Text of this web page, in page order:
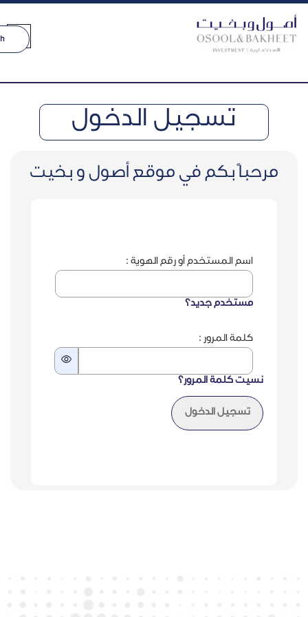
تسجيل الدخول
بكم في موقع أصول و بخيت
اسم المستخدم أو رقم الهوية :
مستخدم جديد؟
كلمة المرور :
كلمة المرور؟